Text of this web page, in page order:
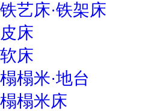
铁艺床·铁架床
皮床
软床
榻榻米·地台
榻榻米床